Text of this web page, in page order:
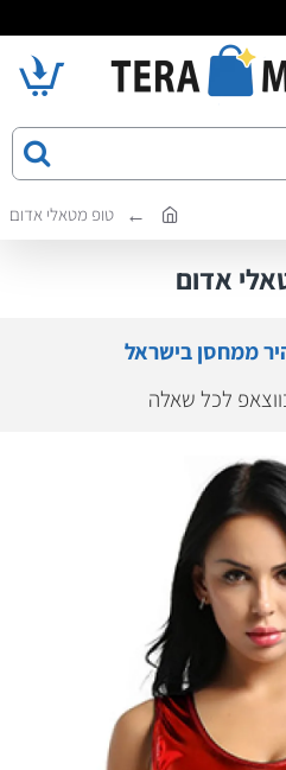
טופ מטאלי אדום
אדום
ממחסן בישראל
לכל שאלה